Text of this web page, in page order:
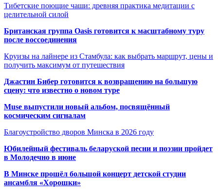
Тибетские поющие чаши: древняя практика медитации с
целительной силой
Британская группа Oasis готовится к масштабному туру
после воссоединения
Круизы на лайнере из Стамбула: как выбрать маршрут, цены и
получить максимум от путешествия
Джастин Бибер готовится к возвращению на большую
сцену: что известно о новом туре
Muse выпустили новый альбом, посвящённый
космическим сигналам
Благоустройство дворов Минска в 2026 году
Юбилейный фестиваль беларуской песни и поэзии пройдет
в Молодечно в июне
В Минске прошёл большой концерт детской студии
ансамбля «Хорошки»